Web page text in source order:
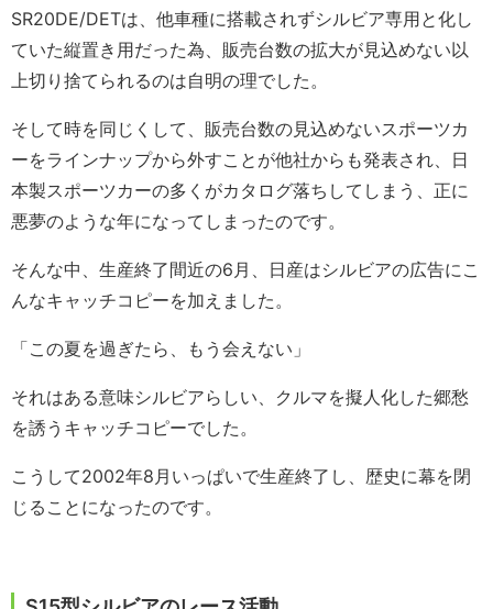
SR20DE/DETは、他車種に搭載されずシルビア専用と化し
ていた縦置き用だった為、販売台数の拡大が見込めない以
上切り捨てられるのは自明の理でした。
そして時を同じくして、販売台数の見込めないスポーツカ
ーをラインナップから外すことが他社からも発表され、日
本製スポーツカーの多くがカタログ落ちしてしまう、正に
悪夢のような年になってしまったのです。
そんな中、生産終了間近の6月、日産はシルビアの広告にこ
んなキャッチコピーを加えました。
「この夏を過ぎたら、もう会えない」
それはある意味シルビアらしい、クルマを擬人化した郷愁
を誘うキャッチコピーでした。
こうして2002年8月いっぱいで生産終了し、歴史に幕を閉
じることになったのです。